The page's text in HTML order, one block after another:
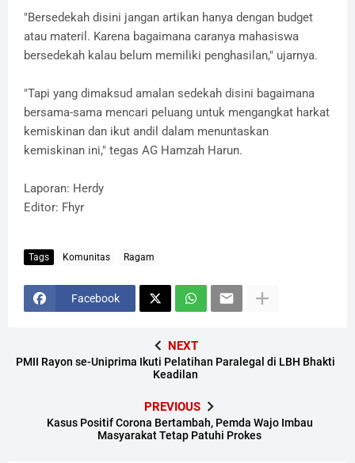
"Bersedekah disini jangan artikan hanya dengan budget
atau materil. Karena bagaimana caranya mahasiswa
bersedekah kalau belum memiliki penghasilan," ujarnya.
"Tapi yang dimaksud amalan sedekah disini bagaimana
bersama-sama mencari peluang untuk mengangkat harkat
kemiskinan dan ikut andil dalam menuntaskan
kemiskinan ini," tegas AG Hamzah Harun.
Laporan: Herdy
Editor: Fhyr
Tags Komunitas Ragam
Facebook
NEXT
PMII Rayon se-Uniprima Ikuti Pelatihan Paralegal di LBH Bhakti
Keadilan
PREVIOUS
Kasus Positif Corona Bertambah, Pemda Wajo Imbau
Masyarakat Tetap Patuhi Prokes